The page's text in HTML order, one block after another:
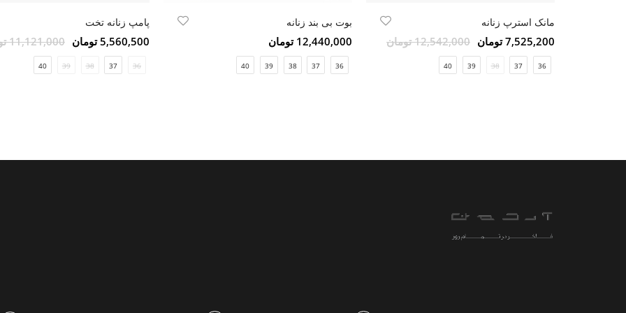
مانک استرپ زنانه
7,525,200 تومان 12,542,000 تومان
36
37
38
39
40
بوت بی بند زنانه
12,440,000 تومان
36
37
38
39
40
پامپ زنانه تخت
5,560,500 تومان 11,121,000 تومان
36
37
38
39
40